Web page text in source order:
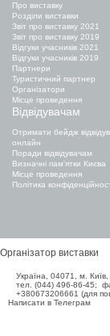
Про виставку
Розділи виставки
Звіт про виставку 2021
Звіт про виставку 2019
Відгуки учасників 2021
Відгуки учасників 2019
Партнери
Туристичний партнер
Організатори
Місце проведення
Відвідувачам
Отримати бейдж
онлайн
Поради відвідувачам
Визначні пам'ятки Києва
Місце проведення
Політика
Організатор виставки
Україна, 04071, м.
тел. (044) 496-86-45;
+380673206661 (для
Написати в Телеграм